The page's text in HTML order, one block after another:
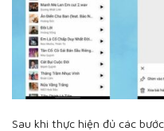
Sau khi thực hiện đủ các